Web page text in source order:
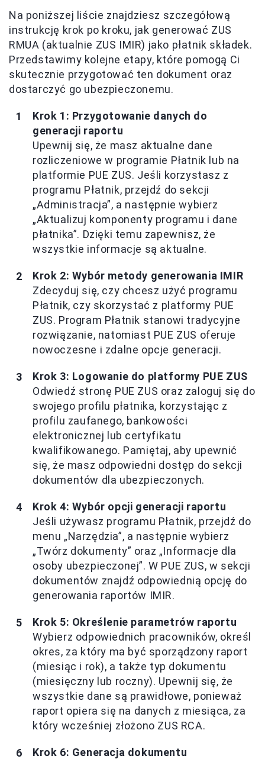
Na poniższej liście znajdziesz szczegółową
instrukcję krok po kroku, jak generować ZUS
RMUA (aktualnie ZUS IMIR) jako płatnik składek.
Przedstawimy kolejne etapy, które pomogą Ci
skutecznie przygotować ten dokument oraz
dostarczyć go ubezpieczonemu.
Krok 1: Przygotowanie danych do
generacji raportu
Upewnij się, że masz aktualne dane
rozliczeniowe w programie Płatnik lub na
platformie PUE ZUS. Jeśli korzystasz z
programu Płatnik, przejdź do sekcji
„Administracja”, a następnie wybierz
„Aktualizuj komponenty programu i dane
płatnika”. Dzięki temu zapewnisz, że
wszystkie informacje są aktualne.
Krok 2: Wybór metody generowania IMIR
Zdecyduj się, czy chcesz użyć programu
Płatnik, czy skorzystać z platformy PUE
ZUS. Program Płatnik stanowi tradycyjne
rozwiązanie, natomiast PUE ZUS oferuje
nowoczesne i zdalne opcje generacji.
Krok 3: Logowanie do platformy PUE ZUS
Odwiedź stronę PUE ZUS oraz zaloguj się do
swojego profilu płatnika, korzystając z
profilu zaufanego, bankowości
elektronicznej lub certyfikatu
kwalifikowanego. Pamiętaj, aby upewnić
się, że masz odpowiedni dostęp do sekcji
dokumentów dla ubezpieczonych.
Krok 4: Wybór opcji generacji raportu
Jeśli używasz programu Płatnik, przejdź do
menu „Narzędzia”, a następnie wybierz
„Twórz dokumenty” oraz „Informacje dla
osoby ubezpieczonej”. W PUE ZUS, w sekcji
dokumentów znajdź odpowiednią opcję do
generowania raportów IMIR.
Krok 5: Określenie parametrów raportu
Wybierz odpowiednich pracowników, określ
okres, za który ma być sporządzony raport
(miesiąc i rok), a także typ dokumentu
(miesięczny lub roczny). Upewnij się, że
wszystkie dane są prawidłowe, ponieważ
raport opiera się na danych z miesiąca, za
który wcześniej złożono ZUS RCA.
Krok 6: Generacja dokumentu